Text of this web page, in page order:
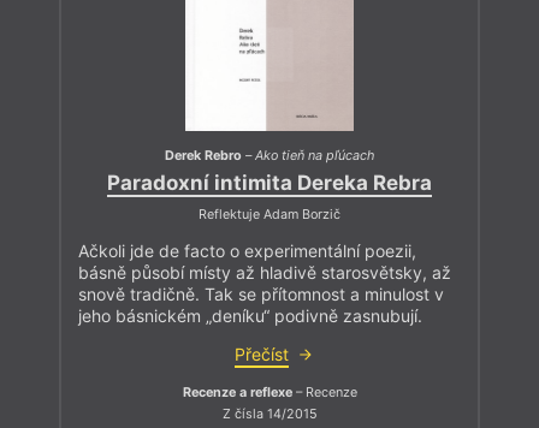
Derek Rebro –Ako tieň na pľúcach
Paradoxní intimita Dereka Rebra
Reflektuje Adam Borzič
Ačkoli jde de facto o experimentální poezii,
básně působí místy až hladivě starosvětsky, až
snově tradičně. Tak se přítomnost a minulost v
jeho básnickém „deníku“ podivně zasnubují.
Přečíst
Recenze a reflexe– Recenze
Z čísla 14/2015